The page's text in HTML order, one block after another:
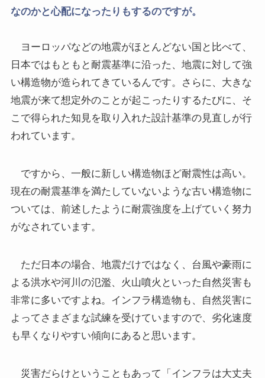
なのかと心配になったりもするのですが。
ヨーロッパなどの地震がほとんどない国と比べて、
日本ではもともと耐震基準に沿った、地震に対して強
い構造物が造られてきているんです。さらに、大きな
地震が来て想定外のことが起こったりするたびに、そ
こで得られた知見を取り入れた設計基準の見直しが行
われています。
ですから、一般に新しい構造物ほど耐震性は高い。
現在の耐震基準を満たしていないような古い構造物に
ついては、前述したように耐震強度を上げていく努力
がなされています。
ただ日本の場合、地震だけではなく、台風や豪雨に
よる洪水や河川の氾濫、火山噴火といった自然災害も
非常に多いですよね。インフラ構造物も、自然災害に
よってさまざまな試練を受けていますので、劣化速度
も早くなりやすい傾向にあると思います。
災害だらけということもあって「インフラは大丈夫